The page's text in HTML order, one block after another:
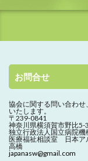
お問合せ
協会に関する問い合わせ、
いたします。
〒239-0841
神奈川県横須賀市野比5-
独立行政法人国立病院
医療福祉相談室 日本ア
高橋
japanasw@gmail.com